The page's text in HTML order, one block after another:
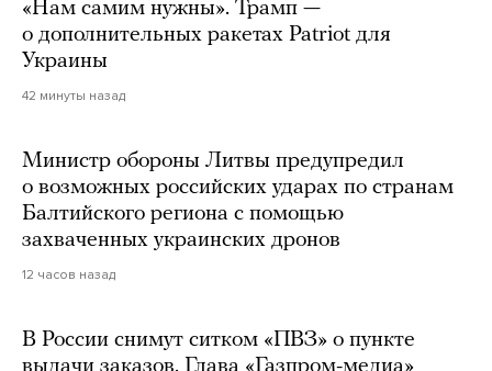
«Нам самим нужны». Трамп —
о дополнительных ракетах Patriot для
Украины
42 минуты назад
Министр обороны Литвы предупредил
о возможных российских ударах по странам
Балтийского региона с помощью
захваченных украинских дронов
12 часов назад
В России снимут ситком «ПВЗ» о пункте